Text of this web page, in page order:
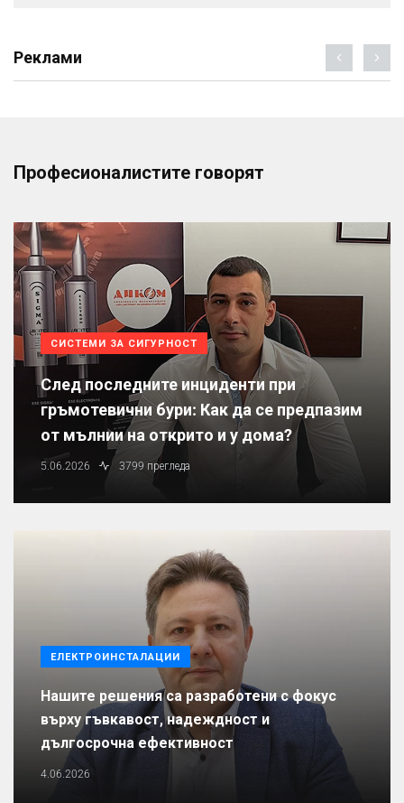
Реклами
Професионалистите говорят
СИСТЕМИ ЗА СИГУРНОСТ
След последните инциденти при
гръмотевични бури: Как да се предпазим
от мълнии на открито и у дома?
5.06.2026 3799 прегледа
ЕЛЕКТРОИНСТАЛАЦИИ
Нашите решения са разработени с фокус
върху гъвкавост, надеждност и
дългосрочна ефективност
4.06.2026